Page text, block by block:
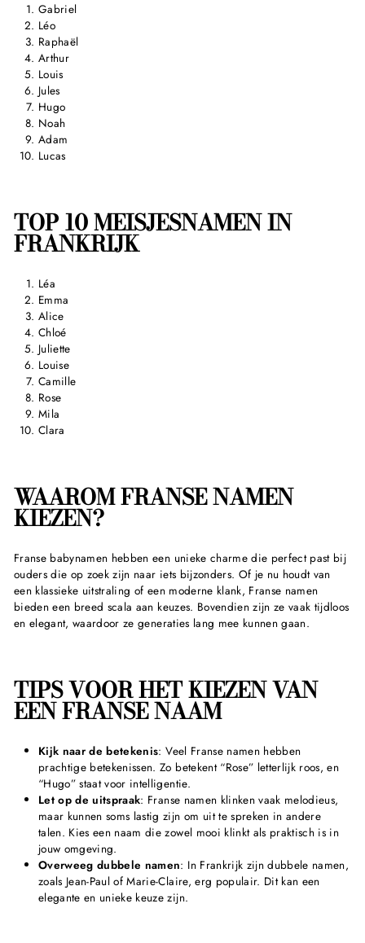
Gabriel
Léo
Raphaël
Arthur
Louis
Jules
Hugo
Noah
Adam
Lucas
TOP 10 MEISJESNAMEN IN
FRANKRIJK
Léa
Emma
Alice
Chloé
Juliette
Louise
Camille
Rose
Mila
Clara
WAAROM FRANSE NAMEN
KIEZEN?
Franse babynamen hebben een unieke charme die perfect past bij
ouders die op zoek zijn naar iets bijzonders. Of je nu houdt van
een klassieke uitstraling of een moderne klank, Franse namen
bieden een breed scala aan keuzes. Bovendien zijn ze vaak tijdloos
en elegant, waardoor ze generaties lang mee kunnen gaan.
TIPS VOOR HET KIEZEN VAN
EEN FRANSE NAAM
Kijk naar de betekenis: Veel Franse namen hebben
prachtige betekenissen. Zo betekent “Rose” letterlijk roos, en
“Hugo” staat voor intelligentie.
Let op de uitspraak: Franse namen klinken vaak melodieus,
maar kunnen soms lastig zijn om uit te spreken in andere
talen. Kies een naam die zowel mooi klinkt als praktisch is in
jouw omgeving.
Overweeg dubbele namen: In Frankrijk zijn dubbele namen,
zoals Jean-Paul of Marie-Claire, erg populair. Dit kan een
elegante en unieke keuze zijn.